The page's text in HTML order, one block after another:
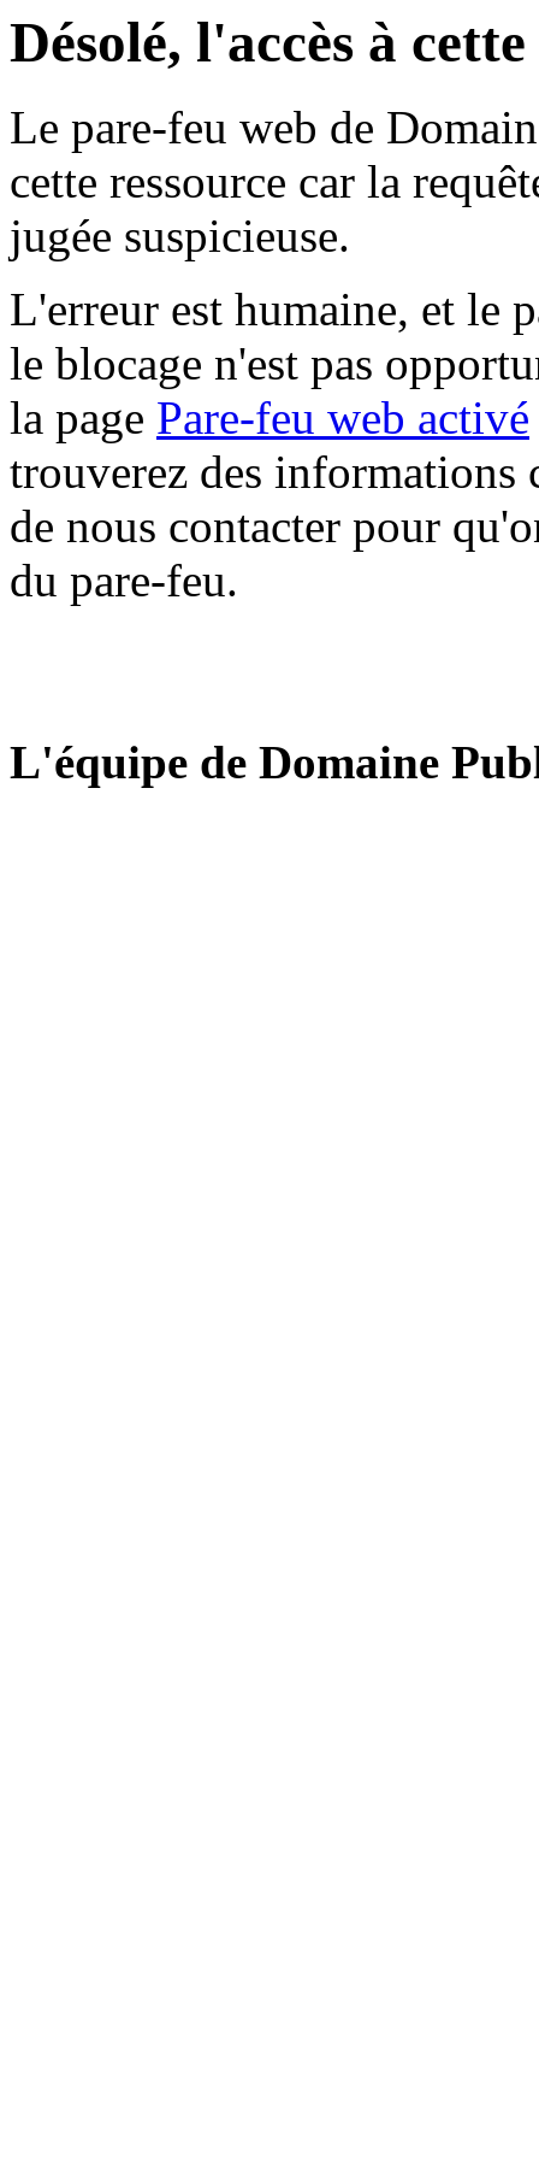
Désolé, l'accès à
Le pare-feu web de
cette ressource car la
jugée suspicieuse.
L'erreur est humaine, et le
le blocage n'est pas
la page Pare-feu web activé
trouverez des informations
de nous contacter pour
du pare-feu.
L'équipe de Domaine